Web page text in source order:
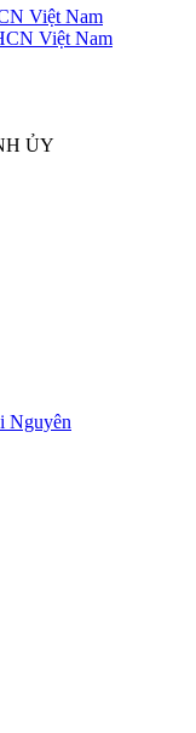
Việt Nam
Việt Nam
ỦY
Nguyên